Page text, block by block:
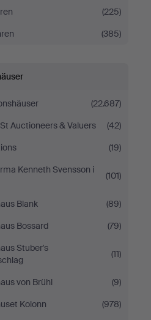
(225)
(385)
(22.687)
Auctioneers & Valuers
(42)
(19)
Kenneth Svensson i
(101)
Blank
(89)
Bossard
(79)
Stuber's
(11)
von Brühl
(9)
Kolonn
(978)